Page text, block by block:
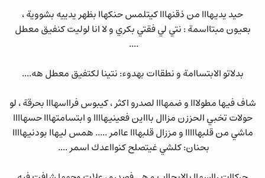
حيد يديهااا من ذقنهااا كيتلمس حنكهاا بظهر يدييه بشووية ،
بعيون مبتااسمة : نتي لي فقتي بكري و لا انا لوليت كنفيق معطل
....
بدلاتو الابتساامة و نطقاات بهدوء: نتينا لكتفيق معطل هه....
شاف فيها مطولااا و ضمهااا لصدرو اكثر ، كيبوس فرااسهااا بحرقة ، لو
حولات تخبي الحززن مزاال باااين فعينيهاااا و ابتسامتهااا حسهاااا
ماشي من قلبهااااا و مززال قلبهااا عاامر ..... همس ليهاا بودنيهاااا
بحنان: كلشي غيتصلح كنوااعدك اسمر ....